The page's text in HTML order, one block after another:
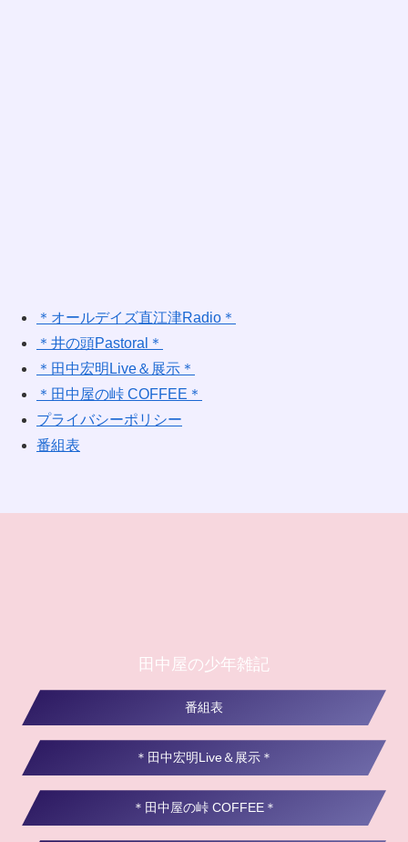
＊オールデイズ直江津Radio＊
＊井の頭Pastoral＊
＊田中宏明Live＆展示＊
＊田中屋の峠 COFFEE＊
プライバシーポリシー
番組表
田中屋の少年雑記
番組表
＊田中宏明Live＆展示＊
＊田中屋の峠 COFFEE＊